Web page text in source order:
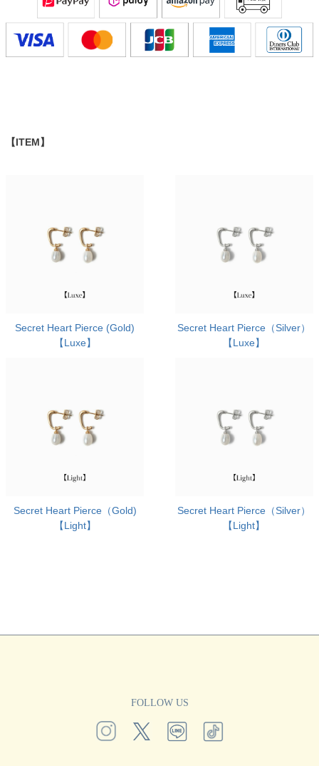
【ITEM】
Secret Heart Pierce (Gold)
【Luxe】
Secret Heart Pierce（Silver）
【Luxe】
Secret Heart Pierce（Gold)
【Light】
Secret Heart Pierce（Silver）
【Light】
FOLLOW US